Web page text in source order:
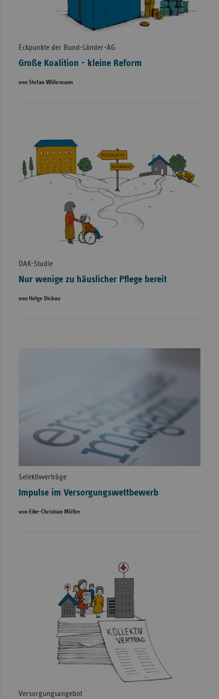
Eckpunkte der Bund-Länder-AG
Große Koalition - kleine Reform
von Stefan Wöhrmann
DAK-Studie
Nur wenige zu häuslicher Pflege bereit
von Helge Dickau
Selektivverträge
Impulse im Versorgungswettbewerb
von Eike-Christian Müller
Versorgungsangebot